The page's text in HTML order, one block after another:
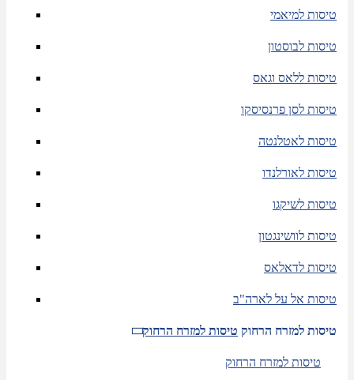
טיסות למיאמי
טיסות לבוסטון
טיסות ללאס וגאס
טיסות לסן פרנסיסקו
טיסות לאטלנטה
טיסות לאורלנדו
טיסות לשיקגו
טיסות לוושינגטון
טיסות לדאלאס
טיסות אל על לארה"ב
טיסות למזרח הרחוק טיסות למזרח הרחוק
טיסות למזרח הרחוק